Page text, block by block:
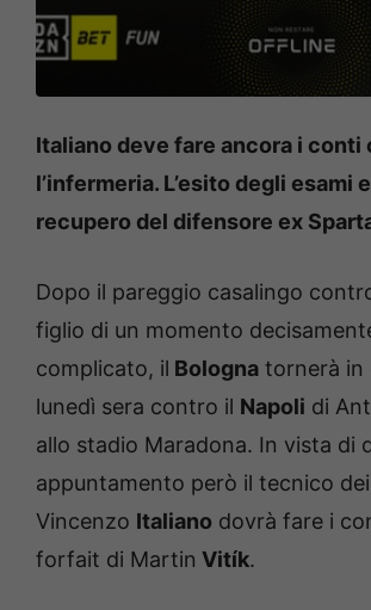
Italiano deve fare ancora i conti
l’infermeria. L’esito degli esami
recupero del difensore ex
Dopo il pareggio casalingo
figlio di un momento
complicato, il Bologna tornerà in
lunedì sera contro il Napoli di
allo stadio Maradona. In vista di
appuntamento però il tecnico
Vincenzo Italiano dovrà fare i
forfait di Martin Vitík.